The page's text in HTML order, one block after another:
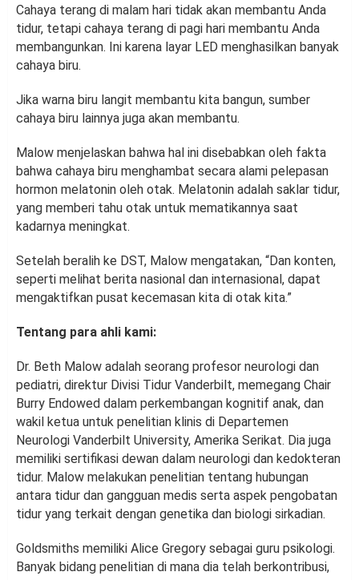
Cahaya terang di malam hari tidak akan membantu Anda
tidur, tetapi cahaya terang di pagi hari membantu Anda
membangunkan. Ini karena layar LED menghasilkan banyak
cahaya biru.
Jika warna biru langit membantu kita bangun, sumber
cahaya biru lainnya juga akan membantu.
Malow menjelaskan bahwa hal ini disebabkan oleh fakta
bahwa cahaya biru menghambat secara alami pelepasan
hormon melatonin oleh otak. Melatonin adalah saklar tidur,
yang memberi tahu otak untuk mematikannya saat
kadarnya meningkat.
Setelah beralih ke DST, Malow mengatakan, “Dan konten,
seperti melihat berita nasional dan internasional, dapat
mengaktifkan pusat kecemasan kita di otak kita.”
Tentang para ahli kami:
Dr. Beth Malow adalah seorang profesor neurologi dan
pediatri, direktur Divisi Tidur Vanderbilt, memegang Chair
Burry Endowed dalam perkembangan kognitif anak, dan
wakil ketua untuk penelitian klinis di Departemen
Neurologi Vanderbilt University, Amerika Serikat. Dia juga
memiliki sertifikasi dewan dalam neurologi dan kedokteran
tidur. Malow melakukan penelitian tentang hubungan
antara tidur dan gangguan medis serta aspek pengobatan
tidur yang terkait dengan genetika dan biologi sirkadian.
Goldsmiths memiliki Alice Gregory sebagai guru psikologi.
Banyak bidang penelitian di mana dia telah berkontribusi,